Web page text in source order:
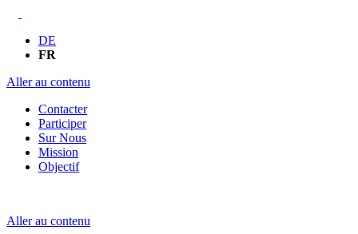
DE
FR
Aller au contenu
Contacter
Participer
Sur Nous
Mission
Objectif
Aller au contenu